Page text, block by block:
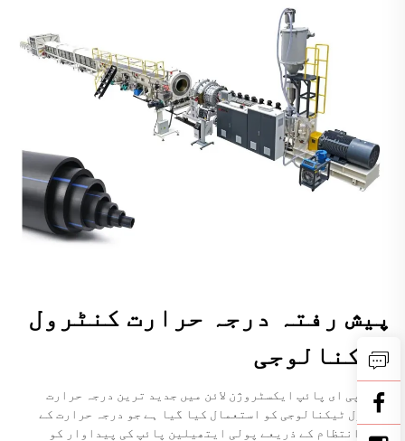
پیش رفتہ درجہ حرارت کنٹرول
ٹیکنالوجی
کسٹم پی ای پائپ ایکسٹروژن لائن میں جدید ترین درجہ حرارت
کنٹرول ٹیکنالوجی کو استعمال کیا گیا ہے جو درجہ حرارت کے
درست انتظام کے ذریعے پولی ایتھیلین پائپ کی پیداوار کو